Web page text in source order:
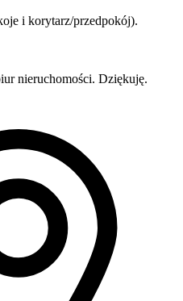
i korytarz/przedpokój).
nieruchomości. Dziękuję.